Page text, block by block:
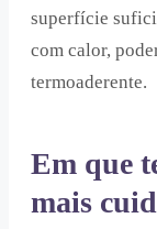
superfície
com calor,
termoaderente.
Em que
mais